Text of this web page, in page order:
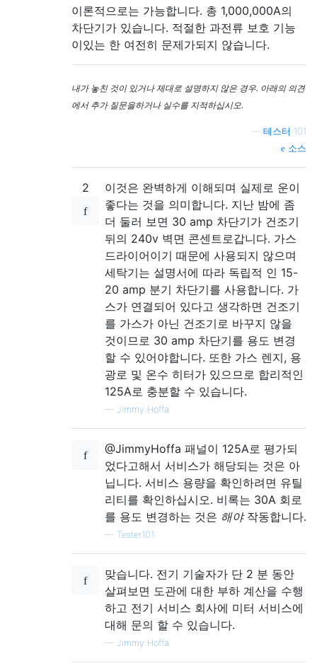
이론적으로는 가능합니다. 총 1,000,000A의
차단기가 있습니다. 적절한 과전류 보호 기능
이있는 한 여전히 문제가되지 않습니다.
내가 놓친 것이 있거나 제대로 설명하지 않은 경우. 아래의 의견
에서 추가 질문을하거나 실수를 지적하십시오.
테스터 101
소스
2
이것은 완벽하게 이해되며 실제로 운이
좋다는 것을 의미합니다. 지난 밤에 좀
더 둘러 보면 30 amp 차단기가 건조기
뒤의 240v 벽면 콘센트로갑니다. 가스
드라이어이기 때문에 사용되지 않으며
세탁기는 설명서에 따라 독립적 인 15-
20 amp 분기 차단기를 사용합니다. 가
스가 연결되어 있다고 생각하면 건조기
를 가스가 아닌 건조기로 바꾸지 않을
것이므로 30 amp 차단기를 용도 변경
할 수 있어야합니다. 또한 가스 렌지, 용
광로 및 온수 히터가 있으므로 합리적인
125A로 충분할 수 있습니다.
— Jimmy Hoffa
@JimmyHoffa 패널이 125A로 평가되
었다고해서 서비스가 해당되는 것은 아
닙니다. 서비스 용량을 확인하려면 유틸
리티를 확인하십시오. 비록는 30A 회로
를 용도 변경하는 것은 해야작동합니다.
— Tester101
맞습니다. 전기 기술자가 단 2 분 동안
살펴보면 도관에 대한 부하 계산을 수행
하고 전기 서비스 회사에 미터 서비스에
대해 문의 할 수 있습니다.
— Jimmy Hoffa